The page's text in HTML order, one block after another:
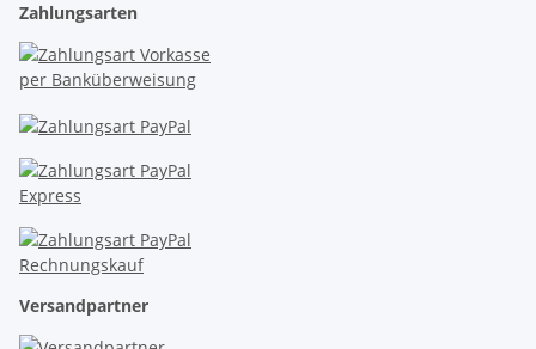
Zahlungsarten
Versandpartner